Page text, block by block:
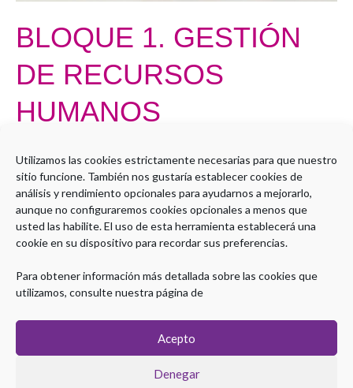
Utilizamos las cookies estrictamente necesarias para que nuestro
sitio funcione. También nos gustaría establecer cookies de
análisis y rendimiento opcionales para ayudarnos a mejorarlo,
aunque no configuraremos cookies opcionales a menos que
usted las habilite. El uso de esta herramienta establecerá una
cookie en su dispositivo para recordar sus preferencias.
Para obtener información más detallada sobre las cookies que
utilizamos, consulte nuestra página de
Acepto
Denegar
BLOQUE 1. GESTIÓN
DE RECURSOS
HUMANOS
Sorry, but you do not have permission to view this content.
Leer más »